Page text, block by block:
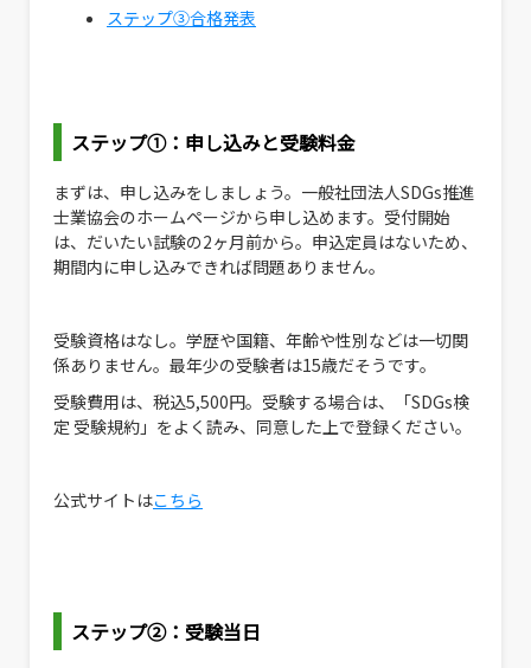
ステップ③合格発表
ステップ①：申し込みと受験料金
まずは、申し込みをしましょう。一般社団法人SDGs推進
士業協会のホームページから申し込めます。受付開始
は、だいたい試験の2ヶ月前から。申込定員はないため、
期間内に申し込みできれば問題ありません。
受験資格はなし。学歴や国籍、年齢や性別などは一切関
係ありません。最年少の受験者は15歳だそうです。
受験費用は、税込5,500円。受験する場合は、「SDGs検
定 受験規約」をよく読み、同意した上で登録ください。
公式サイトはこちら
ステップ②：受験当日